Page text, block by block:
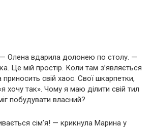
Олена вдарила долонею по столу. —
Це мій простір. Коли там з’являється
свій хаос. Свої шкарпетки,
хочу так». Чому я маю ділити свій тил
побудувати власний?
сім’я! — крикнула Марина у